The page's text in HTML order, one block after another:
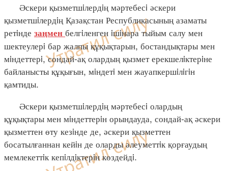
Әскери қызметшiлердiң мәртебесi әскери
қызметшiлердiң Қазақстан Республикасының азаматы
ретiнде заңмен белгiленген iшiнара тыйым салу мен
шектеулерi бар жалпы құқықтарын, бостандықтары мен
мiндеттерi, сондай-ақ олардың қызмет ерекшелiктерiне
байланысты құқығын, мiндетi мен жауапкершiлiгiн
қамтиды.
Әскери қызметшiлердiң мәртебесi олардың
құқықтары мен мiндеттерiн орындауда, сондай-ақ әскери
қызметтен өту кезiнде де, әскери қызметтен
босатылғаннан кейiн де оларды әлеуметтiк қорғаудың
мемлекеттiк кепiлдiктерiн көздейдi.